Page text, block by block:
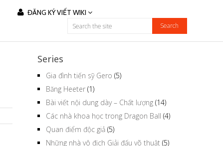
ĐĂNG KÝ VIẾT WIKI
Series
Gia đình tiến sỹ Gero (5)
Băng Heeter (1)
Bài viết nội dung dày – Chất lượng (14)
Các nhà khoa học trong Dragon Ball (4)
Quan điểm độc giả (5)
Những nhà vô địch Giải đấu võ thuật (5)